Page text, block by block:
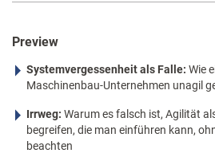
Preview
Systemvergessenheit als Falle: Wie
Maschinenbau-Unternehmen unagil
Irrweg: Warum es falsch ist, Agilität
begreifen, die man einführen kann,
beachten